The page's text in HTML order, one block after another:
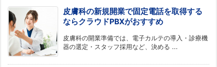
皮膚科の新規開業で固定電話を取得する
ならクラウドPBXがおすすめ
皮膚科の開業準備では、電子カルテの導入・診療機
器の選定・スタッフ採用など、決める ...